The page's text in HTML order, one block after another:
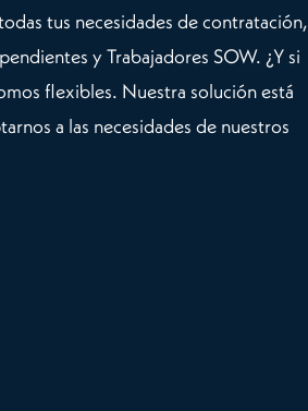
tus necesidades de contratación,
y Trabajadores SOW. ¿Y si
flexibles. Nuestra solución está
a las necesidades de nuestros